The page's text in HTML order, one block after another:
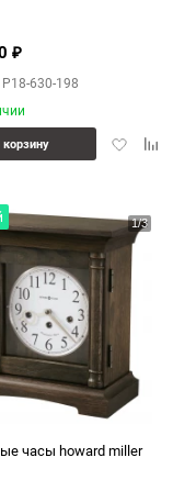
₽
630-198
часы howard miller